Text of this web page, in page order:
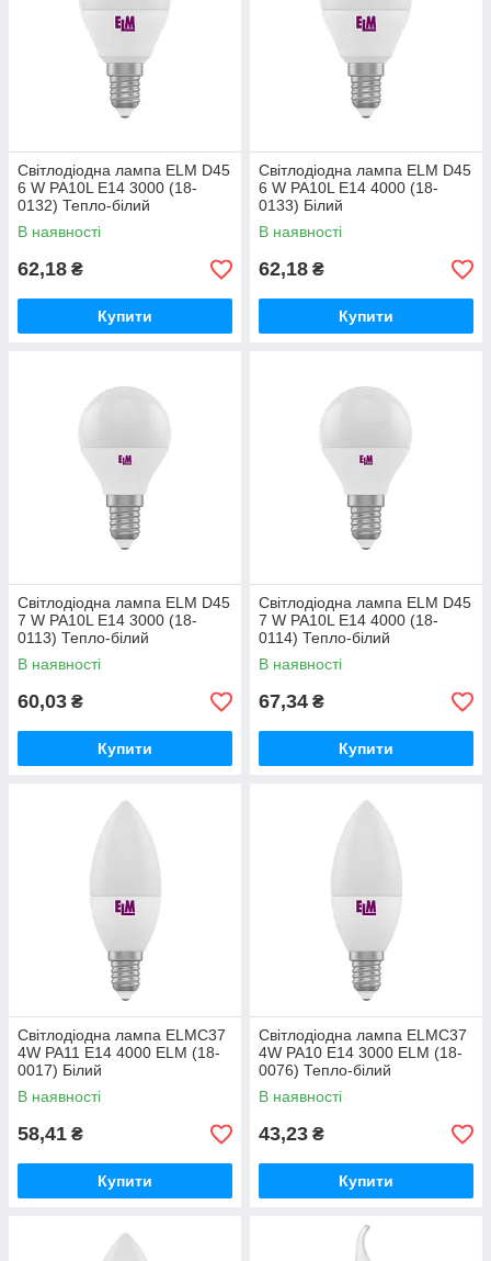
Світлодіодна лампа ELM D45
6 W PA10L E14 3000 (18-
0132) Тепло-білий
В наявності
62,18 ₴
Купити
Світлодіодна лампа ELM D45
6 W PA10L E14 4000 (18-
0133) Білий
В наявності
62,18 ₴
Купити
Світлодіодна лампа ELM D45
7 W PA10L E14 3000 (18-
0113) Тепло-білий
В наявності
60,03 ₴
Купити
Світлодіодна лампа ELM D45
7 W PA10L E14 4000 (18-
0114) Тепло-білий
В наявності
67,34 ₴
Купити
Світлодіодна лампа ELMС37
4W PA11 E14 4000 ELM (18-
0017) Білий
В наявності
58,41 ₴
Купити
Світлодіодна лампа ELMС37
4W PA10 E14 3000 ELM (18-
0076) Тепло-білий
В наявності
43,23 ₴
Купити